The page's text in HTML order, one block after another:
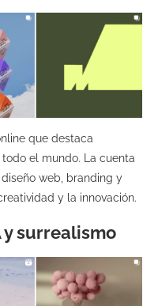
que destaca
el mundo. La cuenta
web, branding y
y la innovación.
y surrealismo